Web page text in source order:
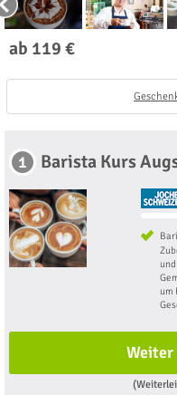
ab 119 €
1 Barista Kurs
um
Weiter